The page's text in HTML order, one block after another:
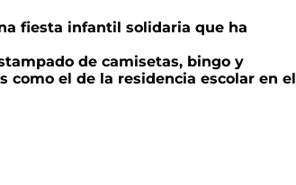
fiesta infantil solidaria que ha
de camisetas, bingo y
como el de la residencia escolar en el